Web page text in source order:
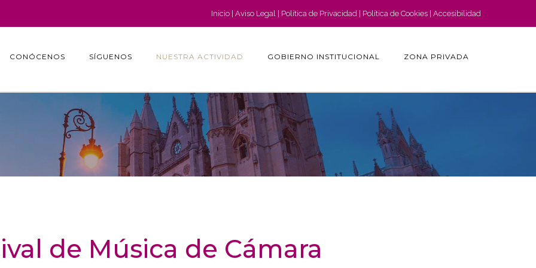
Inicio Aviso Legal Política de Privacidad Política de Cookies Accesibilidad
CONÓCENOS SÍGUENOS NUESTRA ACTIVIDAD GOBIERNO INSTITUCIONAL ZONA PRIVADA
de Música de Cámara